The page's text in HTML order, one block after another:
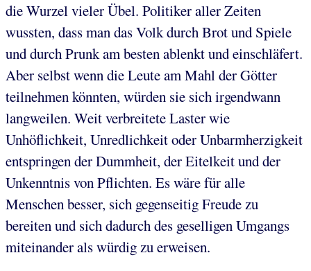
die Wurzel vieler Übel. Politiker aller Zeiten
wussten, dass man das Volk durch Brot und Spiele
und durch Prunk am besten ablenkt und einschläfert.
Aber selbst wenn die Leute am Mahl der Götter
teilnehmen könnten, würden sie sich irgendwann
langweilen. Weit verbreitete Laster wie
Unhöflichkeit, Unredlichkeit oder Unbarmherzigkeit
entspringen der Dummheit, der Eitelkeit und der
Unkenntnis von Pflichten. Es wäre für alle
Menschen besser, sich gegenseitig Freude zu
bereiten und sich dadurch des geselligen Umgangs
miteinander als würdig zu erweisen.